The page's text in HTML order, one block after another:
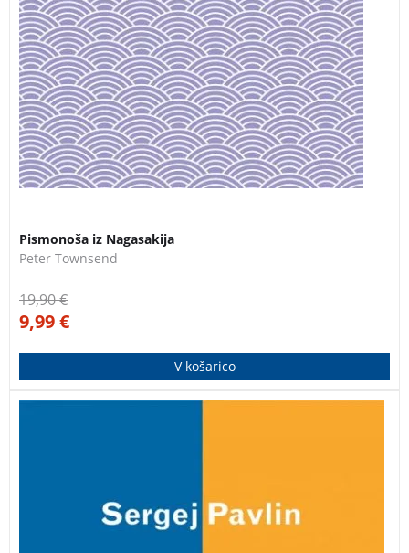
Pismonoša iz Nagasakija
Peter Townsend
19,90€
9,99€
V košarico
Pavlinova pripovedovanja ter številne slike in
dokumenti pričajo o pestrosti njegovih doživetij in